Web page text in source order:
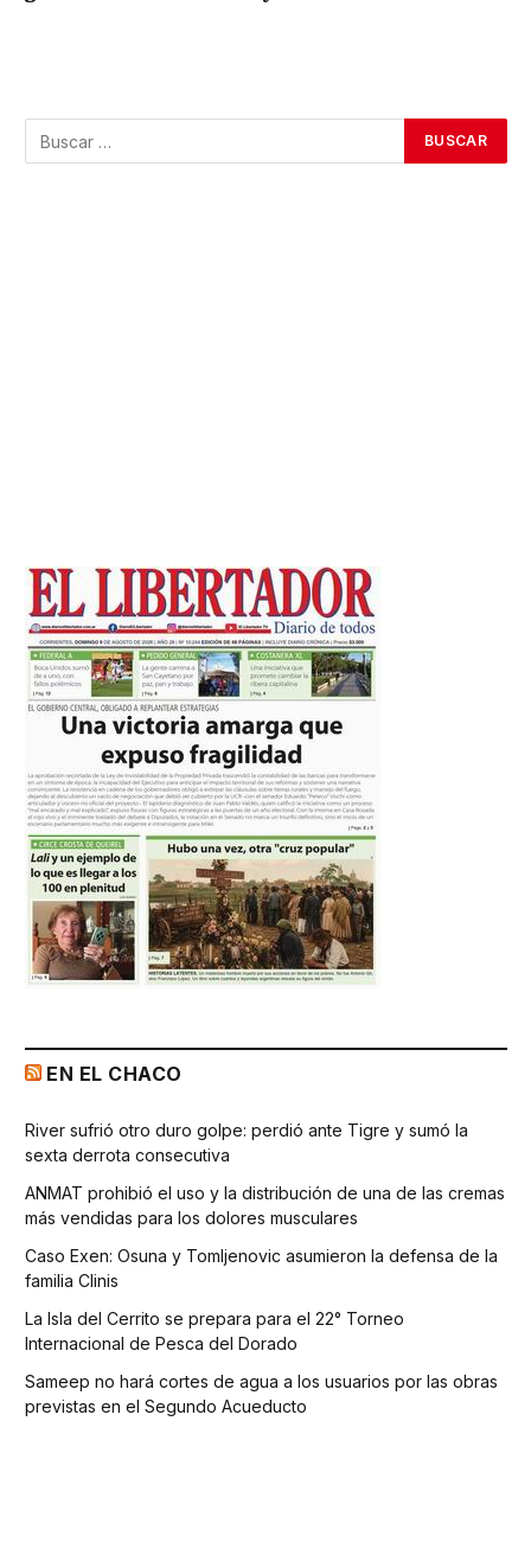
EN EL CHACO
River sufrió otro duro golpe: perdió ante Tigre y sumó la
sexta derrota consecutiva
ANMAT prohibió el uso y la distribución de una de las cremas
más vendidas para los dolores musculares
Caso Exen: Osuna y Tomljenovic asumieron la defensa de la
familia Clinis
La Isla del Cerrito se prepara para el 22° Torneo
Internacional de Pesca del Dorado
Sameep no hará cortes de agua a los usuarios por las obras
previstas en el Segundo Acueducto